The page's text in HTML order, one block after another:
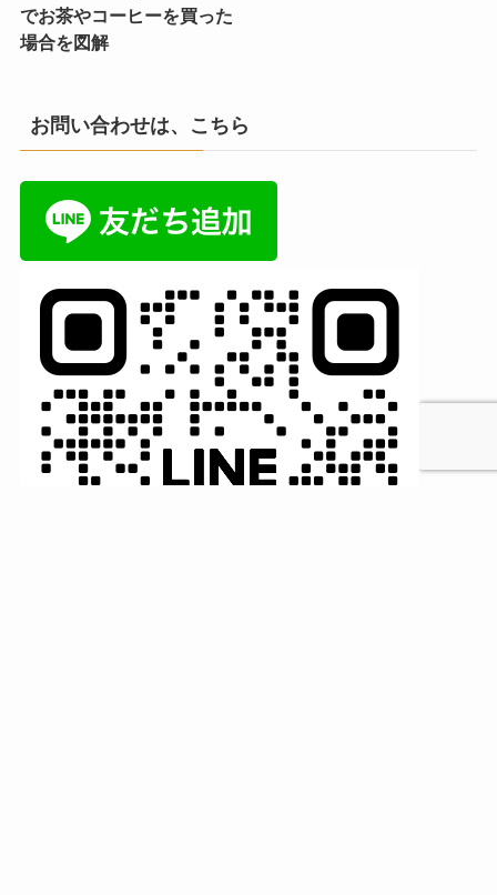
でお茶やコーヒーを買った
場合を図解
お問い合わせは、こちら